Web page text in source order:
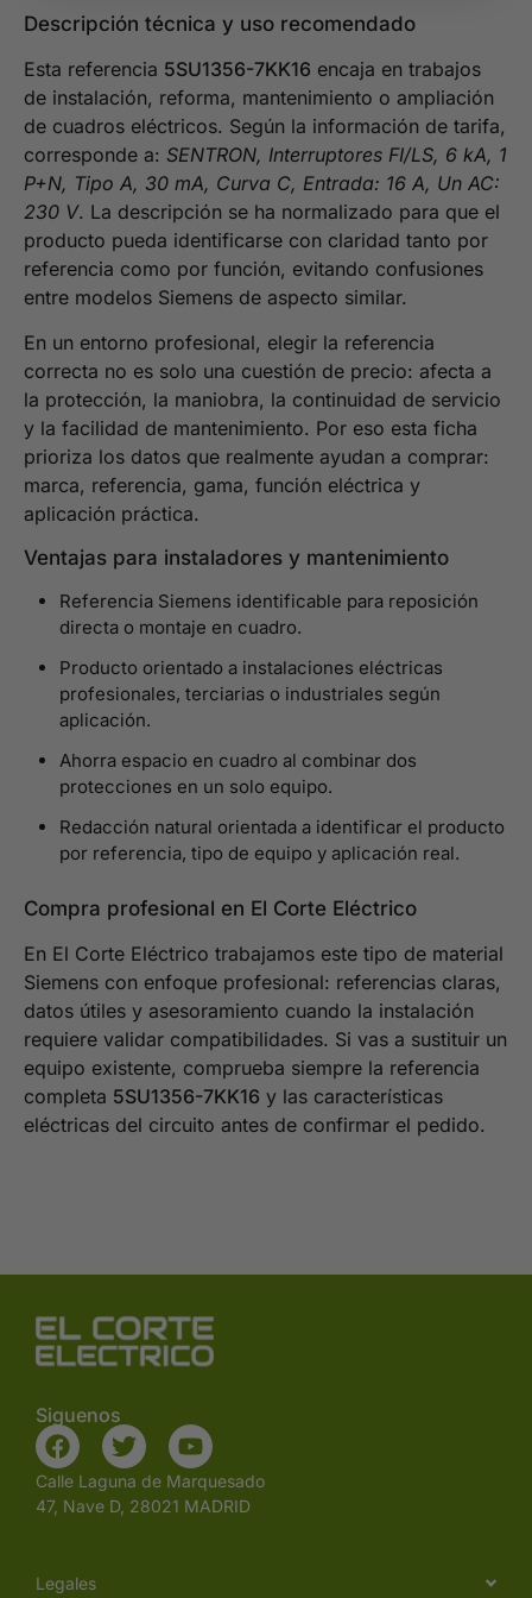
Descripción técnica y uso recomendado
Esta referencia 5SU1356-7KK16 encaja en trabajos
de instalación, reforma, mantenimiento o ampliación
de cuadros eléctricos. Según la información de tarifa,
corresponde a: SENTRON, Interruptores FI/LS, 6 kA, 1
P+N, Tipo A, 30 mA, Curva C, Entrada: 16 A, Un AC:
230 V. La descripción se ha normalizado para que el
producto pueda identificarse con claridad tanto por
referencia como por función, evitando confusiones
entre modelos Siemens de aspecto similar.
En un entorno profesional, elegir la referencia
correcta no es solo una cuestión de precio: afecta a
la protección, la maniobra, la continuidad de servicio
y la facilidad de mantenimiento. Por eso esta ficha
prioriza los datos que realmente ayudan a comprar:
marca, referencia, gama, función eléctrica y
aplicación práctica.
Ventajas para instaladores y mantenimiento
Referencia Siemens identificable para reposición
directa o montaje en cuadro.
Producto orientado a instalaciones eléctricas
profesionales, terciarias o industriales según
aplicación.
Ahorra espacio en cuadro al combinar dos
protecciones en un solo equipo.
Redacción natural orientada a identificar el producto
por referencia, tipo de equipo y aplicación real.
Compra profesional en El Corte Eléctrico
En El Corte Eléctrico trabajamos este tipo de material
Siemens con enfoque profesional: referencias claras,
datos útiles y asesoramiento cuando la instalación
requiere validar compatibilidades. Si vas a sustituir un
equipo existente, comprueba siempre la referencia
completa 5SU1356-7KK16 y las características
eléctricas del circuito antes de confirmar el pedido.
Siguenos
Calle Laguna de Marquesado
47, Nave D, 28021 MADRID
Legales